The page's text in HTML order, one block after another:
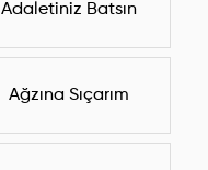
Adaletiniz Batsın
Ağzına Sıçarım